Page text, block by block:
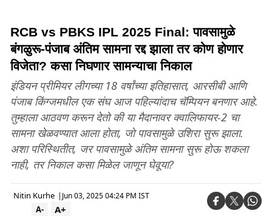
RCB vs PBKS IPL 2025 Final: पावसामुळे
बंगळुरू-पंजाब अंतिम सामना रद्द झाला तर कोण होणार
विजेता? कसा निघणार सामन्याचा निकाल
इंडियन प्रीमियर लीगच्या 18 वर्षांच्या इतिहासात, आरसीबी आणि
पंजाब किंग्जमधील एक संघ आज पहिल्यांदाच चॅम्पियन बनणार आहे.
तुम्हाला आठवण करून देतो की या मैदानावर क्वालिफायर-2 चा
सामना खेळवण्यात आला होता, जो पावसामुळे उशिरा सुरू झाला.
अशा परिस्थितीत, जर पावसामुळे अंतिम सामना सुरू होऊ शकला
नाही, तर निकाल कसा मिळेल जाणून घेवूया?
Nitin Kurhe | Jun 03, 2025 04:24 PM IST
A+
A-